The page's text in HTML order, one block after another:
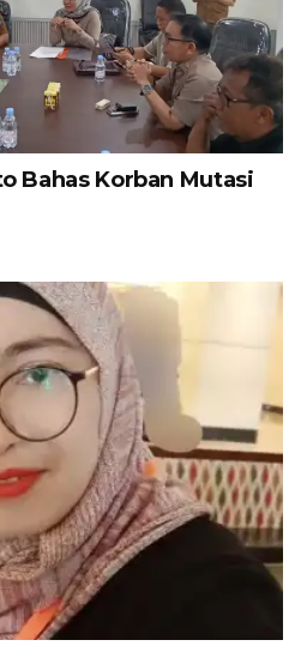
Bahas Korban Mutasi